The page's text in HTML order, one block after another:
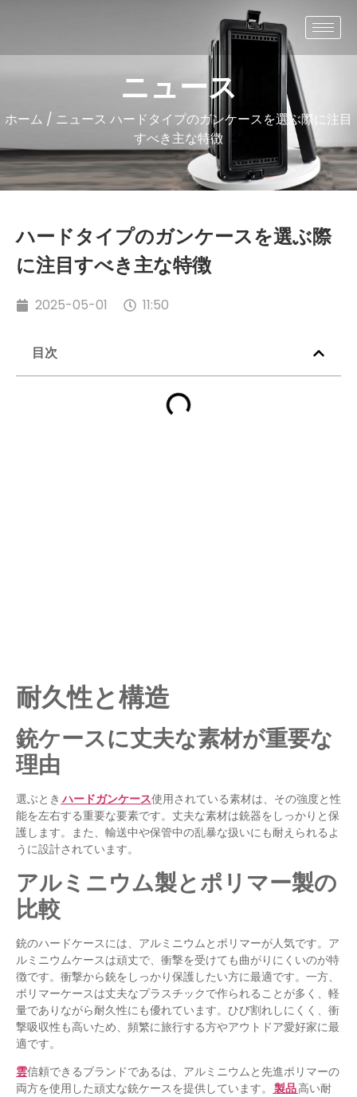
ニュース
ホーム / ニュース ハードタイプのガンケースを選ぶ際に注目
すべき主な特徴
ハードタイプのガンケースを選ぶ際
に注目すべき主な特徴
2025-05-01 11:50
目次
耐久性と構造
銃ケースに丈夫な素材が重要な
理由
選ぶとき ハードガンケース使用されている素材は、その強度と性
能を左右する重要な要素です。丈夫な素材は銃器をしっかりと保
護します。また、輸送中や保管中の乱暴な扱いにも耐えられるよ
うに設計されています。
アルミニウム製とポリマー製の
比較
銃のハードケースには、アルミニウムとポリマーが人気です。ア
ルミニウムケースは頑丈で、衝撃を受けても曲がりにくいのが特
徴です。衝撃から銃をしっかり保護したい方に最適です。一方、
ポリマーケースは丈夫なプラスチックで作られることが多く、軽
量でありながら耐久性にも優れています。ひび割れしにくく、衝
撃吸収性も高いため、頻繁に旅行する方やアウトドア愛好家に最
適です。
雲信頼できるブランドであるは、アルミニウムと先進ポリマーの
両方を使用した頑丈な銃ケースを提供しています。 製品高い耐